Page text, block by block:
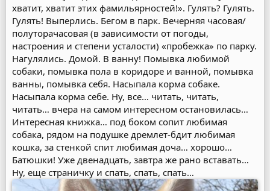
хватит, хватит этих фамильярностей!». Гулять? Гулять.
Гулять! Выперлись. Бегом в парк. Вечерняя часовая/
полуторачасовая (в зависимости от погоды,
настроения и степени усталости) «пробежка» по парку.
Нагулялись. Домой. В ванну! Помывка любимой
собаки, помывка пола в коридоре и ванной, помывка
ванны, помывка себя. Насыпала корма собаке.
Насыпала корма себе. Ну, все… читать, читать,
читать… вчера на самом интересном остановилась…
Интересная книжка… под боком сопит любимая
собака, рядом на подушке дремлет-бдит любимая
кошка, за стенкой спит любимая доча… хорошо…
Батюшки! Уже двенадцать, завтра же рано вставать…
Ну, еще страничку и спать, спать, спать…